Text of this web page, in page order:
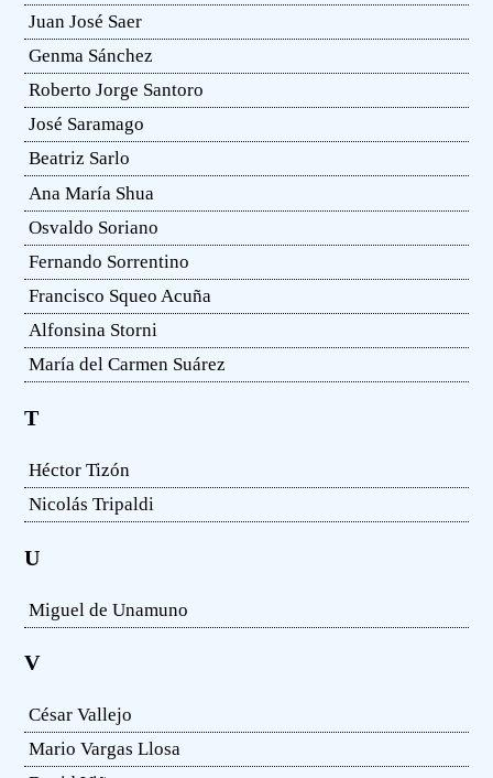
Juan José Saer
Genma Sánchez
Roberto Jorge Santoro
José Saramago
Beatriz Sarlo
Ana María Shua
Osvaldo Soriano
Fernando Sorrentino
Francisco Squeo Acuña
Alfonsina Storni
María del Carmen Suárez
T
Héctor Tizón
Nicolás Tripaldi
U
Miguel de Unamuno
V
César Vallejo
Mario Vargas Llosa